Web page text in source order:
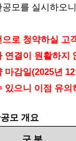
모를 실시하오니
로 청약하실 고
연결이 원활하지
마감일(2025년 12
있으니 이점 유의
모 개요